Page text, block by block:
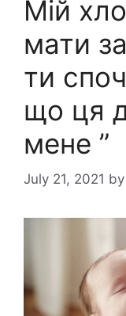
Мій
мати
ти
що ця
мене ”
July 21, 2021 by